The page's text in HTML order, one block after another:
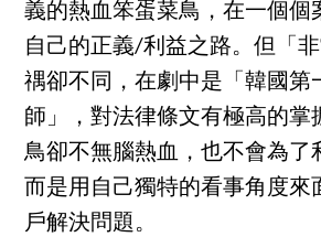
義的熱血笨蛋菜鳥，在一個個
自己的正義/利益之路。但「
禑卻不同，在劇中是「韓國第
師」，對法律條文有極高的掌
鳥卻不無腦熱血，也不會為了
而是用自己獨特的看事角度來
戶解決問題。